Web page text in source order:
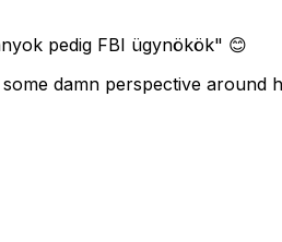
pedig FBI ügynökök" 😊
damn perspective around